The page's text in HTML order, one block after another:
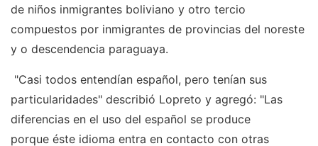
de niños inmigrantes boliviano y otro tercio
compuestos por inmigrantes de provincias del noreste
y o descendencia paraguaya.
"Casi todos entendían español, pero tenían sus
particularidades" describió Lopreto y agregó: "Las
diferencias en el uso del español se produce
porque éste idioma entra en contacto con otras